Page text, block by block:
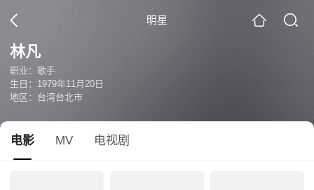
明星
林凡
职业：歌手
生日：1979年11月20日
地区：台湾台北市
电影 MV 电视剧